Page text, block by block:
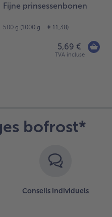
Fijne prinsessenbonen
500 g (1000 g = € 11,38)
5,69 €
TVA incluse
bofrost*
Conseils individuels